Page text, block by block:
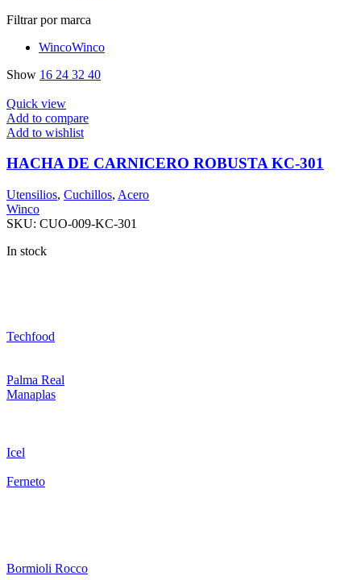
Filtrar por marca
WincoWinco
Show 16 24 32 40
Quick view
Add to compare
Add to wishlist
HACHA DE CARNICERO ROBUSTA KC-301
Utensilios, Cuchillos, Acero
Winco
SKU: CUO-009-KC-301
In stock
Techfood
Palma Real
Manaplas
Icel
Ferneto
Bormioli Rocco